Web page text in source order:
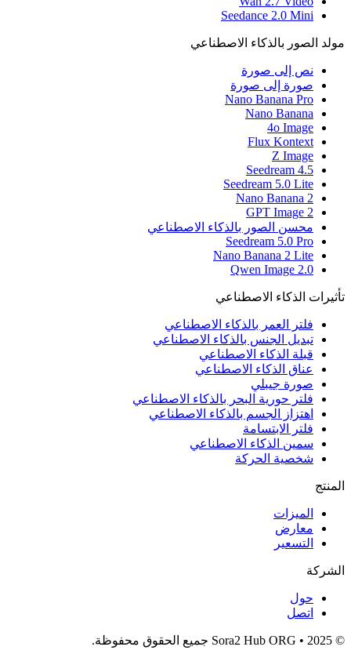
Seedance 2.0 Mini
مولد الصور بالذكاء الاصطناعي
نص إلى صورة
صورة إلى صورة
Nano Banana Pro
Nano Banana
4o Image
Flux Kontext
Z Image
Seedream 4.5
Seedream 5.0 Lite
Nano Banana 2
GPT Image 2
محسن الصور بالذكاء الاصطناعي
Seedream 5.0 Pro
Nano Banana 2 Lite
Qwen Image 2.0
تأثيرات الذكاء الاصطناعي
فلتر العمر بالذكاء الاصطناعي
تبديل الجنس بالذكاء الاصطناعي
قبلة الذكاء الاصطناعي
عناق الذكاء الاصطناعي
صورة جيبلي
فلتر حورية البحر بالذكاء الاصطناعي
اهتزاز الجسم بالذكاء الاصطناعي
فلتر الابتسامة
سمين الذكاء الاصطناعي
شخصية الحركة
المنتج
الميزات
معارض
التسعير
الشركة
حول
اتصل
© 2025 • Sora2 Hub ORG جميع الحقوق محفوظة.